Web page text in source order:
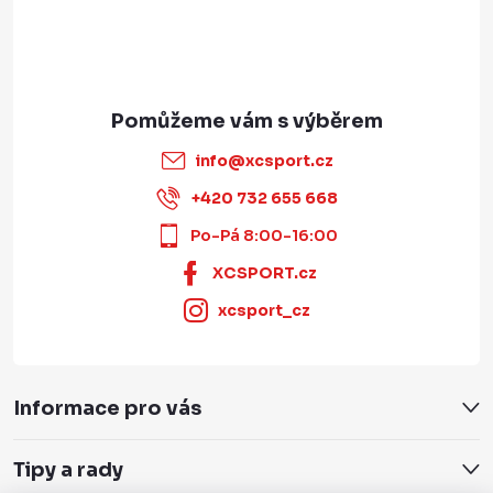
info@xcsport.cz
+420 732 655 668
Po-Pá 8:00-16:00
XCSPORT.cz
xcsport_cz
Informace pro vás
Tipy a rady